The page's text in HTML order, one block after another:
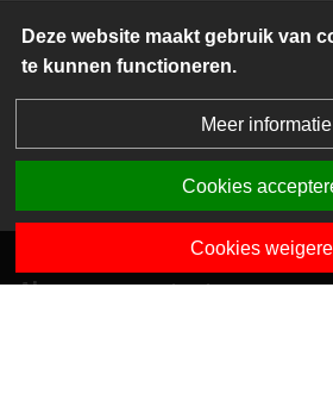
Algemene contactgegevens
Deze website maakt gebruik van
te kunnen functioneren.
Meer informatie
Cookies
Cookies